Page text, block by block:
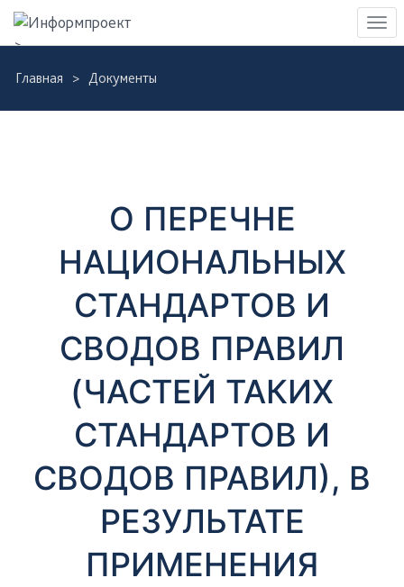
main
Навигация
>
Главная Документы
Д
ы
О ПЕРЕЧНЕ
НАЦИОНАЛЬНЫХ
СТАНДАРТОВ И
СВОДОВ ПРАВИЛ
(ЧАСТЕЙ ТАКИХ
СТАНДАРТОВ И
СВОДОВ ПРАВИЛ), В
РЕЗУЛЬТАТЕ
ПРИМЕНЕНИЯ